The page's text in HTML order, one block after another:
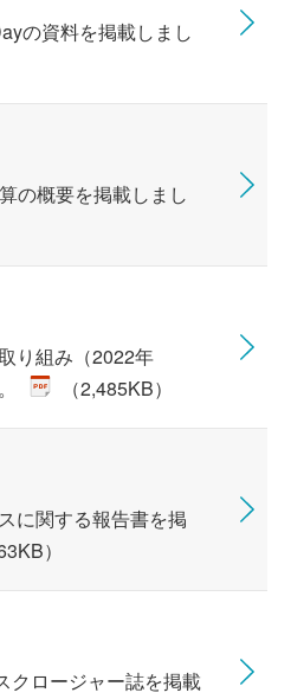
の資料を掲載しまし
の概要を掲載しまし
り組み（2022年
（2,485KB）
に関する報告書を掲
）
クロージャー誌を掲載